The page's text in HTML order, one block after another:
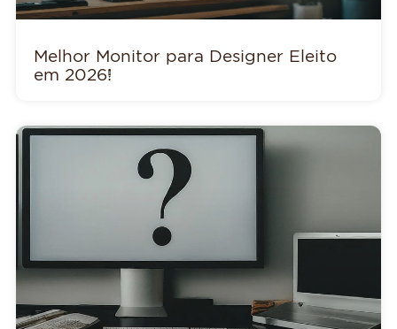
Melhor Monitor para Designer Eleito
em 2026!